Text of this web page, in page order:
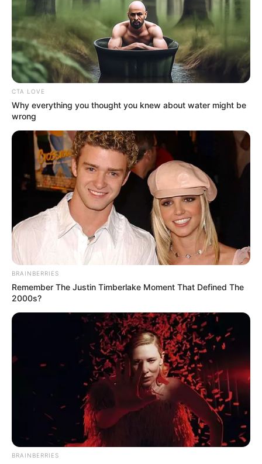
Angelópolis, Antioquia
TEMAS DESTACADOS
EMERGENCIAS POR LLUVIAS
FUERTES LLUVIAS
VIA AL LLANO
LIGA BETPLAY
METRO DE MEDELLÍN
CORTES DE LUZ
CORTES DE AGUA
FENÓMENO DEL NIÑO
CTA LOVE
Why everything you thought you knew about water might be
wrong
BRAINBERRIES
Remember The Justin Timberlake Moment That Defined The
2000s?
BRAINBERRIES